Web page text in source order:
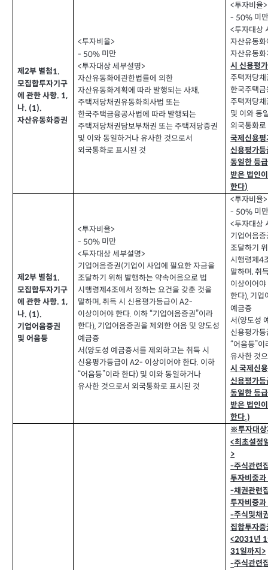
제2부 별첨1.
모집합투자기구
에 관한 사항. 1,
나. (1).
자산유동화증권
<투자비율>
- 50% 미만
<투자대상 세부설명>
자산유동화에관한법률에 의한
자산유동화계획에 따라 발행되는 사채,
주택저당채권유동화회사법 또는
한국주택금융공사법에 따라 발행되는
주택저당채권담보부채권 또는 주택저당증권
및 이와 동일하거나 유사한 것으로서
외국통화로 표시된 것
<투자비율>
- 50% 미
<투자대상
자산유동
자산유동
시 신용평
주택저당
한국주택
주택저당
및 이와 동
외국통화
국제신용
신용평가
동일한 등
받은 법인
한다)
제2부 별첨1.
모집합투자기구
에 관한 사항. 1,
나. (1).
기업어음증권
및 어음등
<투자비율>
- 50% 미만
<투자대상 세부설명>
기업어음증권(기업이 사업에 필요한 자금을
조달하기 위해 발행하는 약속어음으로 법
시행령제4조에서 정하는 요건을 갖춘 것을
말하며,취득 시 신용평가등급이 A2-
이상이어야 한다. 이하“기업어음증권”이라
한다), 기업어음증권을 제외한 어음 및 양도성
예금증
서(양도성 예금증서를 제외하고는 취득 시
신용평가등급이 A2- 이상이어야 한다. 이하
“어음등”이라 한다) 및 이와 동일하거나
유사한 것으로서 외국통화로 표시된 것
<투자비율>
- 50% 미
<투자대상
기업어음증
조달하기
시행령제4
말하며,취
이상이어
한다), 기업
예금증
서(양도성
신용평가
“어음등”이
유사한 것
시 국제신
신용평가
동일한 등
받은 법인
한다.)
※투자대상
<최초설정
>
-주식관련
투자비중
-채권관련
투자비중
-주식및채
집합투자증
<2031년 1
31일까지 >
-주식관련